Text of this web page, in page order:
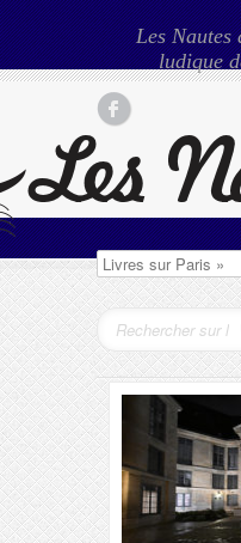
Les Nautes
ludique